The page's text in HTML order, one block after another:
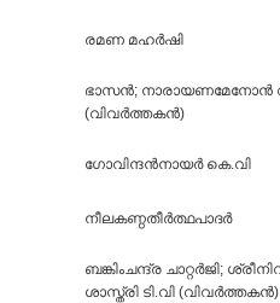
രമണ മഹര്‍ഷി
ഭാസന്‍; നാരായണമേനോന്‍
(വിവര്‍ത്തകന്‍)
ഗോവിന്ദന്‍നായര്‍ കെ.വി
നീലകണ്ഠതീര്‍ത്ഥപാദര്‍
ബങ്കിംചന്ദ്ര ചാറ്റര്‍ജി;
ശാസ്ത്രി ടി.വി (വിവര്‍ത്തകന്‍)